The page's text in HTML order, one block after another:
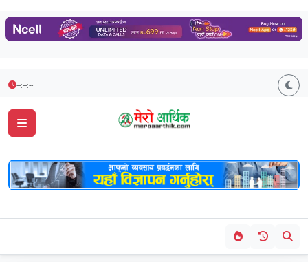
--:--:--